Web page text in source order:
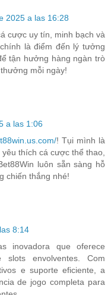
2025 a las 16:28
cược uy tín, minh bạch và
chính là điểm đến lý tưởng
tận hưởng hàng ngàn trò
mỗi ngày!
a las 1:06
! Tụi mình là
thích cá cược thể thao,
luôn sẵn sàng hỗ
chiến thắng nhé!
8:14
inovadora que oferece
envolventes. Com
e suporte eficiente, a
de jogo completa para